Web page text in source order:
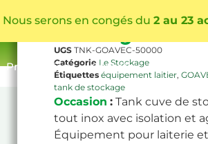
Nous serons en congés du 2 au 23
Présentation Conseils
Goavec 50
fromagerie
UGS TNK-GOAVEC-50000
Catégorie Le Stockage
Étiquettes équipement laitier,
tank de stockage
Occasion : Tank cuve de
tout inox avec isolation et
Équipement pour laiterie